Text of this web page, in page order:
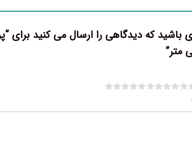
باشید که دیدگاهی را ارسال می کنید برای